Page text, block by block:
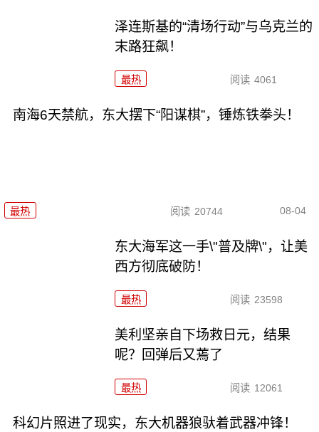
泽连斯基的“清场行动”与乌克兰的
末路狂飙！
最热 阅读 4061
南海6天禁航，东大摆下“阳谋棋”，锤炼铁拳头！
最热 阅读 20744 08-04
东大海军这一手\"普及牌\"，让美
西方彻底破防！
最热 阅读 23598
美利坚亲自下场救日元，结果
呢？回弹后又蔫了
最热 阅读 12061
科幻片照进了现实，东大机器狼驮着武器冲锋！